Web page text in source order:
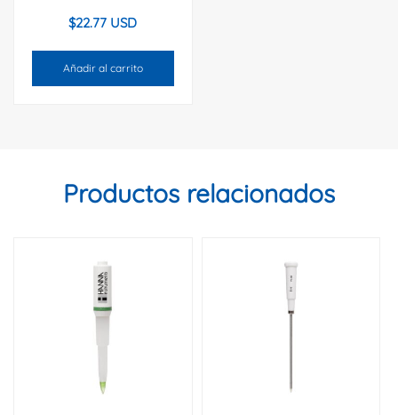
$22.77 USD
Añadir al carrito
Productos relacionados